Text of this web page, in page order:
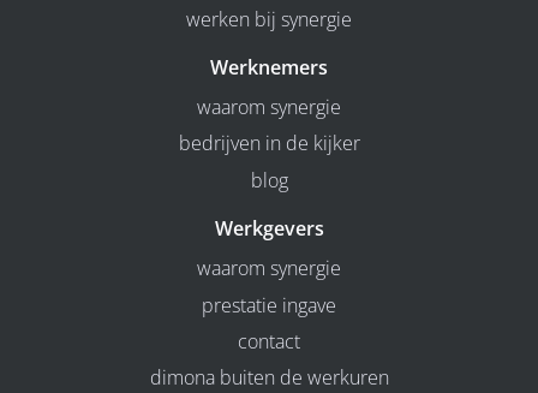
werken bij synergie
Werknemers
waarom synergie
bedrijven in de kijker
blog
Werkgevers
waarom synergie
prestatie ingave
contact
dimona buiten de werkuren